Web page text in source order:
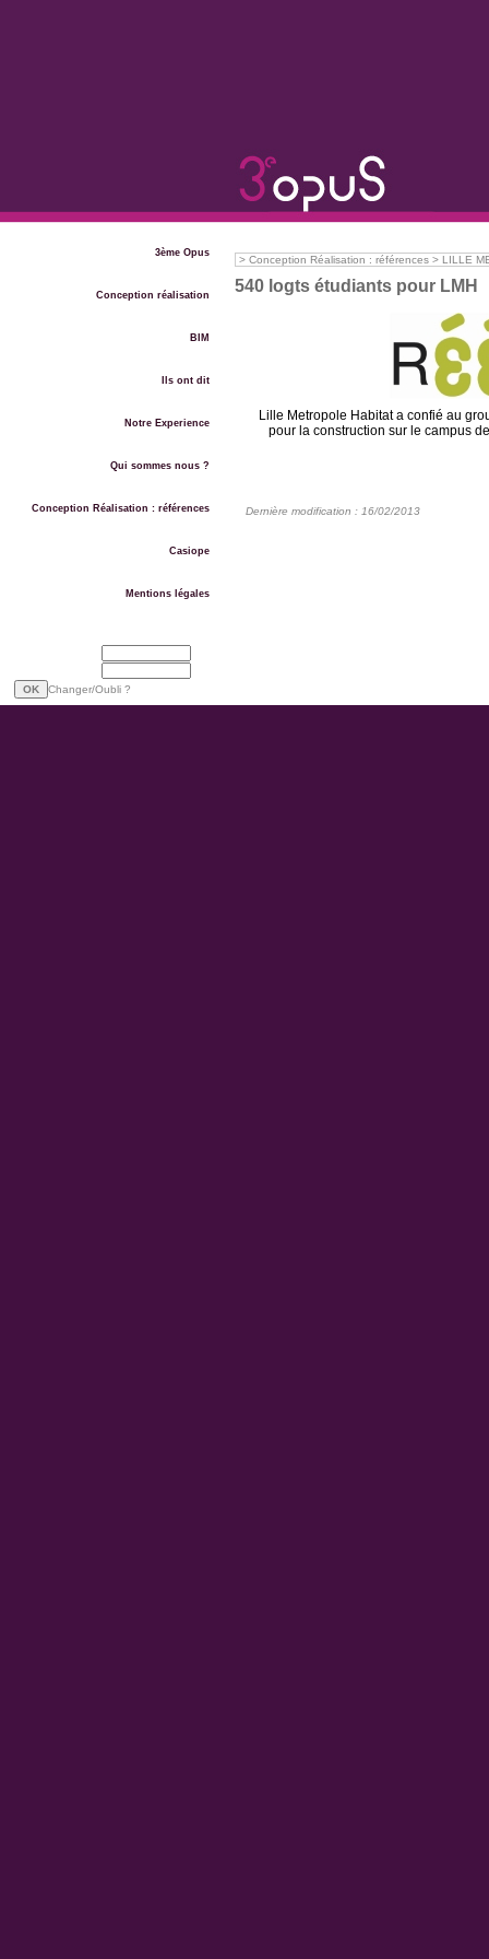
3ème Opus
Conception réalisation
BIM
Ils ont dit
Notre Experience
Qui sommes nous ?
Conception Réalisation : références
Casiope
Mentions légales
Changer/Oubli ?
> Conception Réalisation : références > LILLE
540 logts étudiants pour LMH
Lille Metropole Habitat a confié au
pour la construction sur le campus
Dernière modification : 16/02/2013